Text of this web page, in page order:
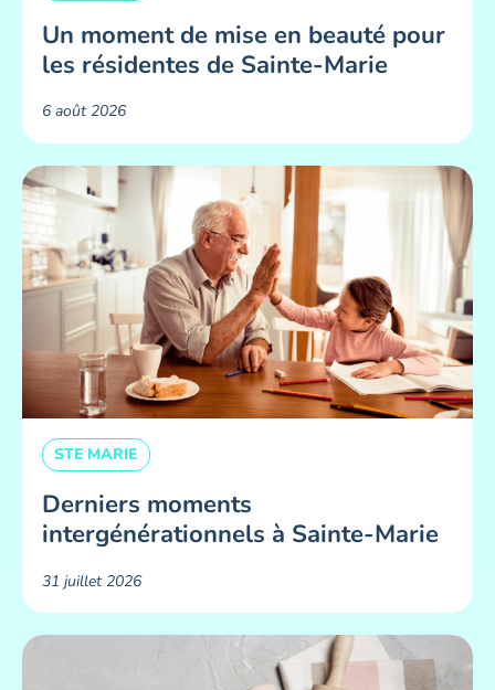
Un moment de mise en beauté pour
les résidentes de Sainte-Marie ​
6 août 2026
STE MARIE
Derniers moments
intergénérationnels à Sainte-Marie
31 juillet 2026